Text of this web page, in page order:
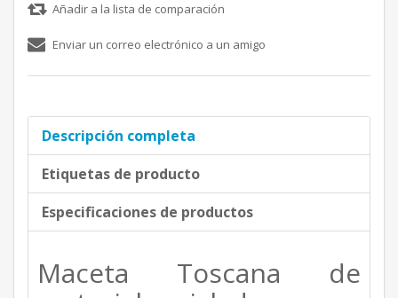
Añadir a la lista de comparación
Enviar un correo electrónico a un amigo
Descripción completa
Etiquetas de producto
Especificaciones de productos
Maceta Toscana de